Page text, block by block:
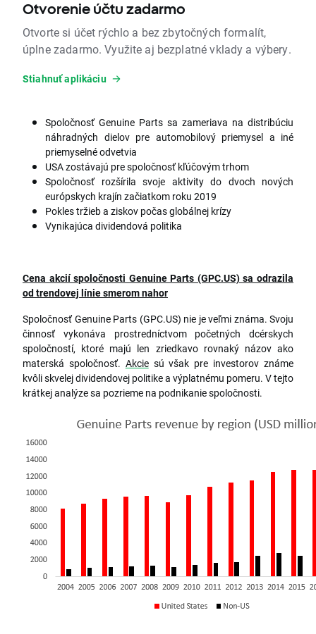
Otvorenie účtu zadarmo
Otvorte si účet rýchlo a bez zbytočných formalít,
úplne zadarmo. Využite aj bezplatné vklady a výbery.
Stiahnuť aplikáciu
Spoločnosť Genuine Parts sa zameriava na distribúciu
náhradných dielov pre automobilový priemysel a iné
priemyselné odvetvia
USA zostávajú pre spoločnosť kľúčovým trhom
Spoločnosť rozšírila svoje aktivity do dvoch nových
európskych krajín začiatkom roku 2019
Pokles tržieb a ziskov počas globálnej krízy
Vynikajúca dividendová politika
Cena akcií spoločnosti Genuine Parts (GPC.US) sa odrazila
od trendovej línie smerom nahor
Spoločnosť Genuine Parts (GPC.US) nie je veľmi známa. Svoju
činnosť vykonáva prostredníctvom početných dcérskych
spoločností, ktoré majú len zriedkavo rovnaký názov ako
materská spoločnosť. Akciesú však pre investorov známe
kvôli skvelej dividendovej politike a výplatnému pomeru. V tejto
krátkej analýze sa pozrieme na podnikanie spoločnosti.